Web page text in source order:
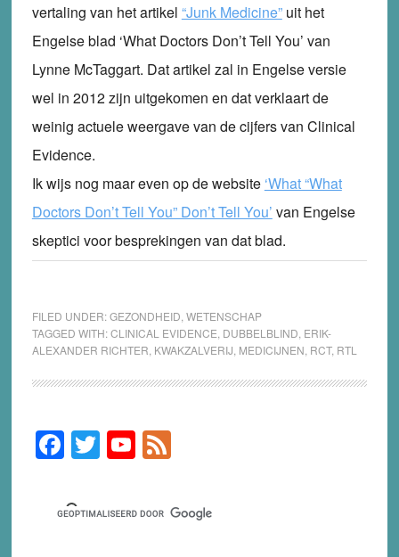
vertaling van het artikel “Junk Medicine”uit het
Engelse blad ‘What Doctors Don’t Tell You’ van
Lynne McTaggart. Dat artikel zal in Engelse versie
wel in 2012 zijn uitgekomen en dat verklaart de
weinig actuele weergave van de cijfers van Clinical
Evidence.
Ik wijs nog maar even op de website ‘What “What
Doctors Don’t Tell You” Don’t Tell You’ van Engelse
skeptici voor besprekingen van dat blad.
FILED UNDER:GEZONDHEID WETENSCHAP
TAGGED WITH:CLINICAL EVIDENCE DUBBELBLIND ERIK-
ALEXANDER RICHTER KWAKZALVERIJ MEDICIJNEN RCT, RTL
Primary
Sidebar
F
a
c
e
T
wi
tt
er
Y
o
u
T
F
e
d